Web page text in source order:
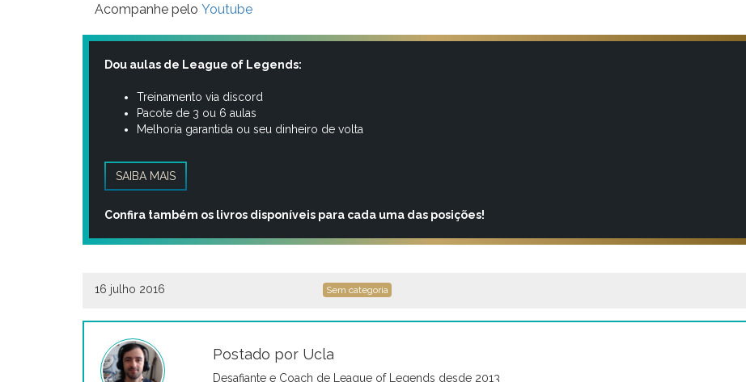
Acompanhe pelo Youtube
Dou aulas de League of Legends:
Treinamento via discord
Pacote de 3 ou 6 aulas
Melhoria garantida ou seu dinheiro de volta
SAIBA MAIS
Confira também os livros disponíveis para cada uma das posições!
16 julho 2016 Sem categoria
Postado por Ucla
Desafiante e Coach de League of Legends desde 2013